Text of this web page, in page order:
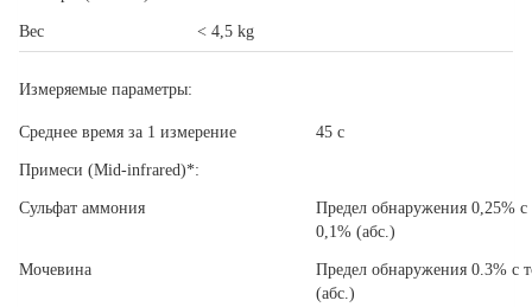
Вес < 4,5 kg
Измеряемые параметры:
Среднее время за 1 измерение 45 с
Примеси (Mid-infrared)*:
Сульфат аммония
Предел обнаружения 0,25% с
0,1% (абс.)
Мочевина
Предел обнаружения 0.3% с
(aбс.)